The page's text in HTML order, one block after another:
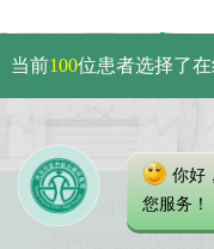
Copyright
本网站信息仅做
当前100位患者选择了在
你好
您服务！